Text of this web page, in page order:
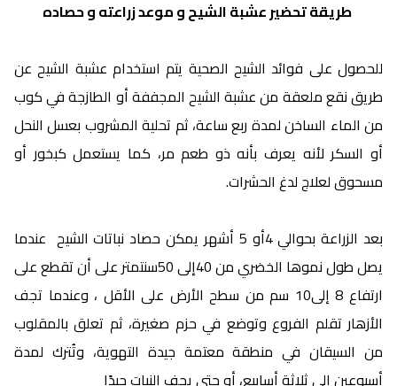
للحصول على فوائد الشيح الصحية يتم استخدام عشبة الشيح عن
طريق نقع ملعقة من عشبة الشيح المجففة أو الطازجة في كوب
من الماء الساخن لمدة ربع ساعة، ثم تحلية المشروب بعسل النحل
أو السكر لأنه يعرف بأنه ذو طعم مر، كما يستعمل كبخور أو
مسحوق لعلاج لدغ الحشرات.
بعد الزراعة بحوالي 4أو 5 أشهر يمكن حصاد نباتات الشيح عندما
يصل طول نموها الخضري من 40إلى 50سنتمتر على أن تقطع على
ارتفاع 8 إلى10 سم من سطح الأرض على الأقل ، وعندما تجف
الأزهار تقلم الفروع وتوضع في حزم صغيرة، ثم تعلق بالمقلوب
من السيقان في منطقة معتمة جيدة التهوية، وتُترك لمدة
أسبوعين إلى ثلاثة أسابيع، أو حتى يجف النبات جيدًا